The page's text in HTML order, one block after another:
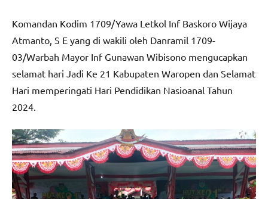
Komandan Kodim 1709/Yawa Letkol Inf Baskoro Wijaya
Atmanto, S E yang di wakili oleh Danramil 1709-
03/Warbah Mayor Inf Gunawan Wibisono mengucapkan
selamat hari Jadi Ke 21 Kabupaten Waropen dan Selamat
Hari memperingati Hari Pendidikan Nasioanal Tahun
2024.